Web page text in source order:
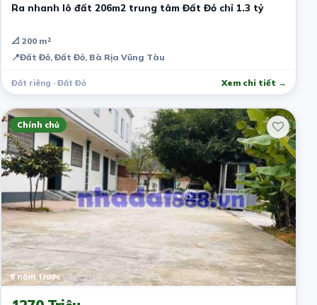
Ra nhanh lô đất 206m2 trung tâm Đất Đỏ chỉ 1.3 tỷ
📐 200 m²
📍Đất Đỏ, Đất Đỏ, Bà Rịa Vũng Tàu
Đất riêng · Đất Đỏ Xem chi tiết →
Chính chủ
6 năm trước